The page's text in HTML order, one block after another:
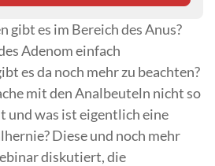
gibt es im Bereich des Anus?
Adenom einfach
es da noch mehr zu beachten?
mit den Analbeuteln nicht so
und was ist eigentlich eine
Diese und noch mehr
diskutiert, die